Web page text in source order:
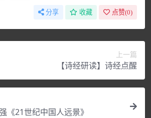
分享 收藏 点赞(0)
上一篇
【诗经研读】诗经点醒
《21世纪中国人远景》